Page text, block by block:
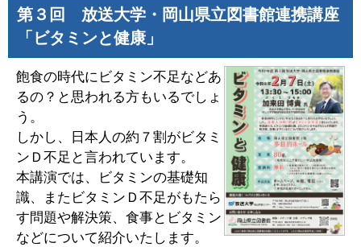
第３回 放送大学・岡山県立図書館連携講座
「ビタミンと健康」
飽食の時代にビタミン不足などあ
るの？と思われる方もいるでしょ
う。
しかし、日本人の約７割がビタミ
ンＤ不足と言われています。
本講演では、ビタミンの基礎知
識、またビタミンＤ不足がもたら
す問題や解決策、食事とビタミン
などについて紹介いたします。